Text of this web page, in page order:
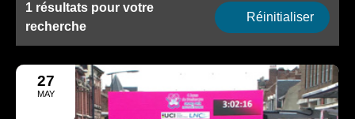
1 résultats pour votre
recherche
Réinitialiser
27
MAY